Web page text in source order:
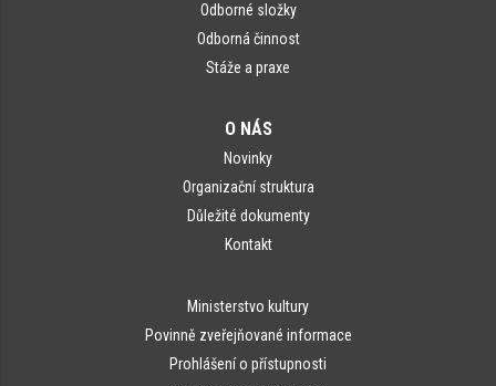
Odborné složky
Odborná činnost
Stáže a praxe
O NÁS
Novinky
Organizační struktura
Důležité dokumenty
Kontakt
Ministerstvo kultury
Povinně zveřejňované informace
Prohlášení o přístupnosti